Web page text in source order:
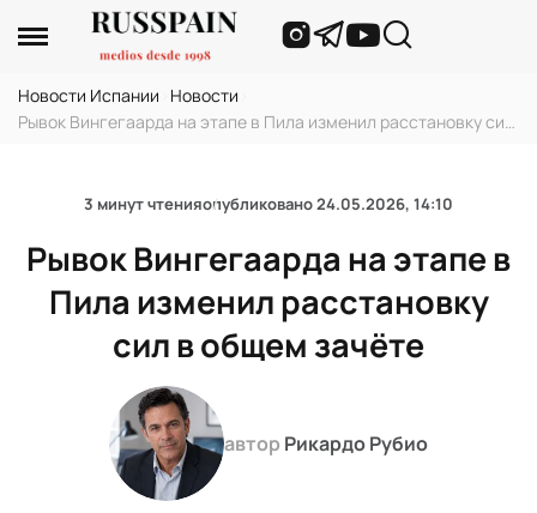
Новости Испании Новости
Рывок Вингегаарда на этапе в Пила изменил расстановку сил
3 минут чтенияопубликовано24.05.2026, 14:10
Рывок Вингегаарда на этапе в
Пила изменил расстановку
сил в общем зачёте
автор Рикардо Рубио